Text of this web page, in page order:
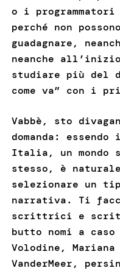
o i
perché non
guadagnare,
neanche
studiare più del
come va” con i
Vabbè, sto
domanda:
Italia, un mondo
stesso, è
selezionare un
narrativa. Ti
scrittrici e
butto nomi a
Volodine,
VanderMeer,